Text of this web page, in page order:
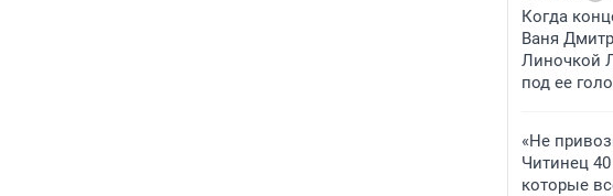
Когда
Ваня
Линочкой
под ее
«Не
Читинец
которые